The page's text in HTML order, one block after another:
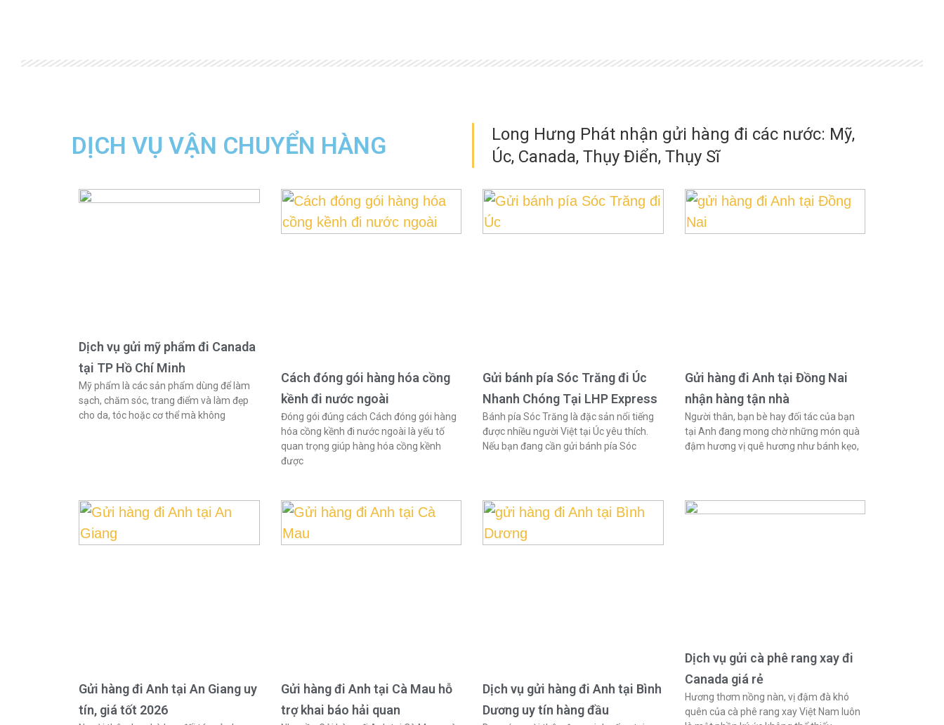
DỊCH VỤ VẬN CHUYỂN HÀNG
Long Hưng Phát nhận gửi hàng đi các nước: Mỹ,
Úc, Canada, Thụy Điển, Thụy Sĩ
Dịch vụ gửi mỹ phẩm đi Canada
tại TP Hồ Chí Minh
Mỹ phẩm là các sản phẩm dùng để làm
sạch, chăm sóc, trang điểm và làm đẹp
cho da, tóc hoặc cơ thể mà không
Cách đóng gói hàng hóa cồng
kềnh đi nước ngoài
Đóng gói đúng cách Cách đóng gói hàng
hóa cồng kềnh đi nước ngoài là yếu tố
quan trọng giúp hàng hóa cồng kềnh
được
Gửi bánh pía Sóc Trăng đi Úc
Nhanh Chóng Tại LHP Express
Bánh pía Sóc Trăng là đặc sản nổi tiếng
được nhiều người Việt tại Úc yêu thích.
Nếu bạn đang cần gửi bánh pía Sóc
Gửi hàng đi Anh tại Đồng Nai
nhận hàng tận nhà
Người thân, bạn bè hay đối tác của bạn
tại Anh đang mong chờ những món quà
đậm hương vị quê hương như bánh kẹo,
Gửi hàng đi Anh tại An Giang uy
tín, giá tốt 2026
Gửi hàng đi Anh tại Cà Mau hỗ
trợ khai báo hải quan
Dịch vụ gửi hàng đi Anh tại Bình
Dương uy tín hàng đầu
Dịch vụ gửi cà phê rang xay đi
Canada giá rẻ
Hương thơm nồng nàn, vị đậm đà khó
quên của cà phê rang xay Việt Nam luôn